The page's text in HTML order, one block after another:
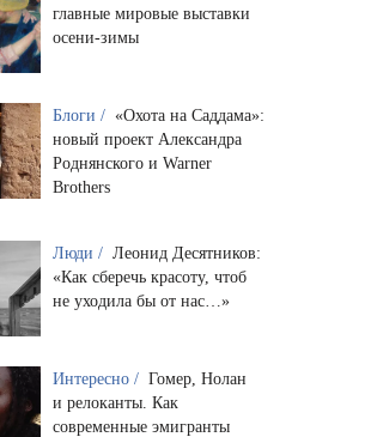
главные мировые выставки
осени-зимы
Блоги / «Охота на Саддама»:
новый проект Александра
Роднянского и Warner
Brothers
Люди / Леонид Десятников:
«Как сберечь красоту, чтоб
не уходила бы от нас…»
Интересно / Гомер, Нолан
и релоканты. Как
современные эмигранты